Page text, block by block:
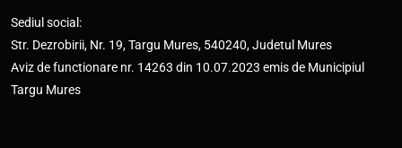
Sediul social:
Str. Dezrobirii, Nr. 19, Targu Mures, 540240, Judetul Mures
Aviz de functionare nr. 14263 din 10.07.2023 emis de Municipiul
Targu Mures